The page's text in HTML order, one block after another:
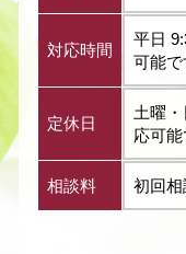
対応時間
平日
可能で
定休日
土曜
応可能
相談料 初回